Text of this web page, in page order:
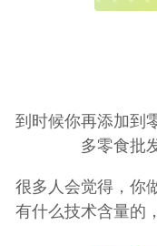
到时候你再添加到
多零食批
很多人会觉得，你
有什么技术含量的